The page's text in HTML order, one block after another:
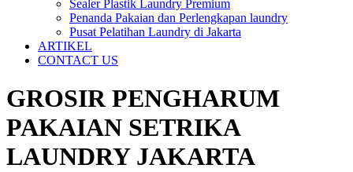
Sealer Plastik Laundry Premium
Penanda Pakaian dan Perlengkapan laundry
Pusat Pelatihan Laundry di Jakarta
ARTIKEL
CONTACT US
GROSIR PENGHARUM
PAKAIAN SETRIKA
LAUNDRY JAKARTA